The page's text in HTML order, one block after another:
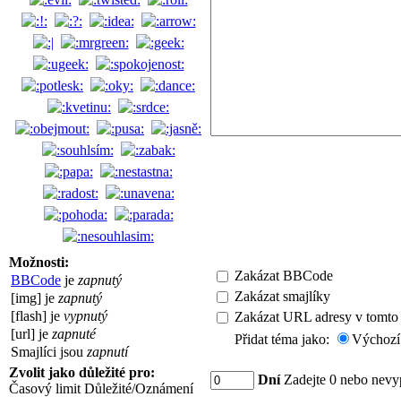
Možnosti:
BBCode je zapnutý
[img] je zapnutý
[flash] je vypnutý
[url] je zapnuté
Smajlíci jsou zapnutí
Zakázat BBCode
Zakázat smajlíky
Zakázat URL adresy v
Přidat téma jako:
Zvolit jako důležité pro:
Časový limit Důležité/Oznámení
Dní Zadejte 0 nebo